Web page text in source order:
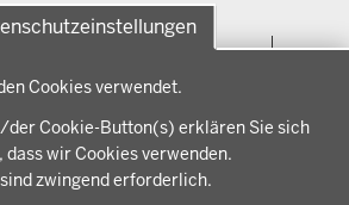
Cookies verwendet.
der Cookie-Button(s) erklären Sie sich
wir Cookies verwenden.
zwingend erforderlich.